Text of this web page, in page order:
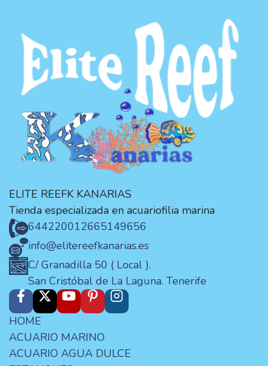
ELITE REEFK KANARIAS
Tienda especializada en acuariofilia marina
644220012665149656
info@elitereefkanarias.es
C/ Granadilla 50 ( Local ).
San Cristóbal de La Laguna. Tenerife
HOME
ACUARIO MARINO
ACUARIO AGUA DULCE